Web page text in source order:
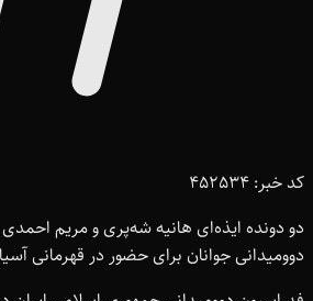
کد خبر: 452534
دو دونده ایذه‌ای هانیه شه‌پری و مریم
دوومیدانی جوانان برای حضور در قهرمانی آسیا 2026 دعوت شدند؛